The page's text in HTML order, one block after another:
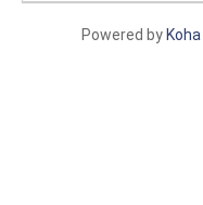
Powered by Koha